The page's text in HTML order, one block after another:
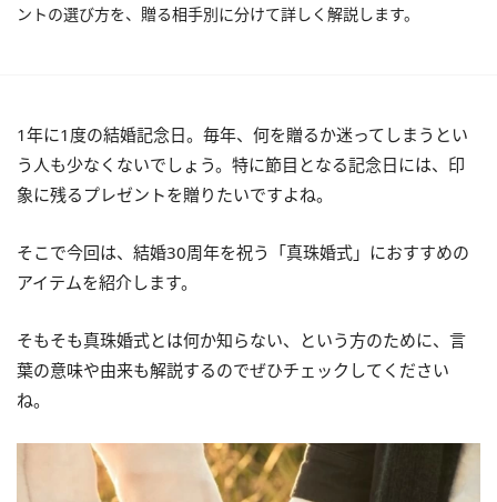
ントの選び方を、贈る相手別に分けて詳しく解説します。
1年に1度の結婚記念日。毎年、何を贈るか迷ってしまうとい
う人も少なくないでしょう。特に節目となる記念日には、印
象に残るプレゼントを贈りたいですよね。
そこで今回は、結婚30周年を祝う「真珠婚式」におすすめの
アイテムを紹介します。
そもそも真珠婚式とは何か知らない、という方のために、言
葉の意味や由来も解説するのでぜひチェックしてください
ね。